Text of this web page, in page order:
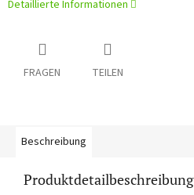
Detaillierte Informationen
FRAGEN TEILEN
Beschreibung
Produktdetailbeschreibung